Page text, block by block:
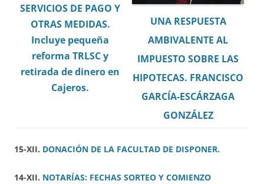
SERVICIOS DE PAGO Y
OTRAS MEDIDAS.
Incluye pequeña
reforma TRLSC y
retirada de dinero en
Cajeros.
UNA RESPUESTA
AMBIVALENTE AL
IMPUESTO SOBRE LAS
HIPOTECAS. FRANCISCO
GARCÍA-ESCÁRZAGA
GONZÁLEZ
15-XII. DONACIÓN DE LA FACULTAD DE DISPONER.
14-XII. NOTARÍAS: FECHAS SORTEO Y COMIENZO